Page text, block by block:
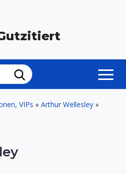
VIPs » Arthur Wellesley »